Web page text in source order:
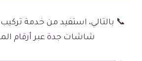
📞 بالتالي، استفيد من خدمة تركيب
شاشات جدة عبر أرقام